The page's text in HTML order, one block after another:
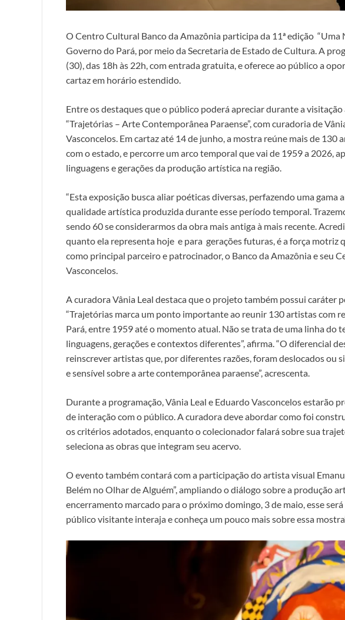
O Centro Cultural Banco da Amazônia participa da 11ª edição “Uma
Governo do Pará, por meio da Secretaria de Estado de Cultura. A
(30), das 18h às 22h, com entrada gratuita, e oferece ao público a
cartaz em horário estendido.
Entre os destaques que o público poderá apreciar durante a
“Trajetórias – Arte Contemporânea Paraense”, com curadoria de
Vasconcelos. Em cartaz até 14 de junho, a mostra reúne mais de
com o estado, e percorre um arco temporal que vai de 1959 a 2026,
linguagens e gerações da produção artística na região.
“Esta exposição busca aliar poéticas diversas, perfazendo uma gama
qualidade artística produzida durante esse período temporal.
sendo 60 se considerarmos da obra mais antiga à mais recente.
quanto ela representa hoje e para gerações futuras, é a força motriz
como principal parceiro e patrocinador, o Banco da Amazônia e seu
Vasconcelos.
A curadora Vânia Leal destaca que o projeto também possui caráter
“Trajetórias marca um ponto importante ao reunir 130 artistas com
Pará, entre 1959 até o momento atual. Não se trata de uma linha do
linguagens, gerações e contextos diferentes”, afirma. “O diferencial
reinscrever artistas que, por diferentes razões, foram deslocados ou
e sensível sobre a arte contemporânea paraense”, acrescenta.
Durante a programação, Vânia Leal e Eduardo Vasconcelos estarão
de interação com o público. A curadora deve abordar como foi
os critérios adotados, enquanto o colecionador falará sobre sua
seleciona as obras que integram seu acervo.
O evento também contará com a participação do artista visual
Belém no Olhar de Alguém”, ampliando o diálogo sobre a produção
encerramento marcado para o próximo domingo, 3 de maio, esse
público visitante interaja e conheça um pouco mais sobre essa